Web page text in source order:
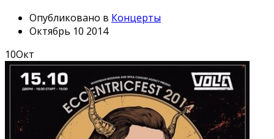
Опубликовано в Концерты
Октябрь 10 2014
10Окт